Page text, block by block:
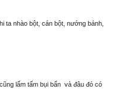
ta nhào bột, cán bột, nướng bánh,
lấm tấm bụi bẩn và đâu đó có